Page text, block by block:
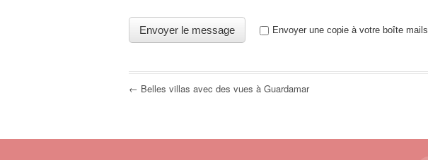
Envoyer une copie à votre boîte mails
← Belles villas avec des vues à Guardamar